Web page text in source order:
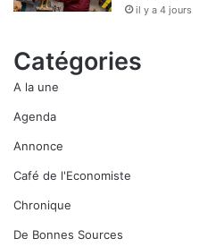
il y a 4 jours
Catégories
A la une
Agenda
Annonce
Café de l'Economiste
Chronique
De Bonnes Sources